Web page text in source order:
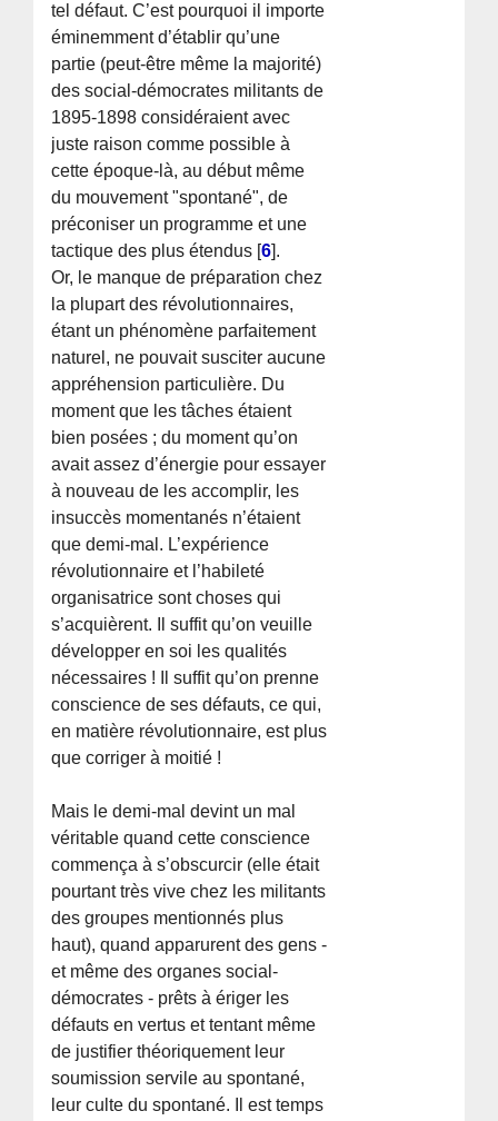
tel défaut. C’est pourquoi il importe
éminemment d’établir qu’une
partie (peut-être même la majorité)
des social-démocrates militants de
1895-1898 considéraient avec
juste raison comme possible à
cette époque-là, au début même
du mouvement "spontané", de
préconiser un programme et une
tactique des plus étendus [6].
Or, le manque de préparation chez
la plupart des révolutionnaires,
étant un phénomène parfaitement
naturel, ne pouvait susciter aucune
appréhension particulière. Du
moment que les tâches étaient
bien posées ; du moment qu’on
avait assez d’énergie pour essayer
à nouveau de les accomplir, les
insuccès momentanés n’étaient
que demi-mal. L’expérience
révolutionnaire et l’habileté
organisatrice sont choses qui
s’acquièrent. Il suffit qu’on veuille
développer en soi les qualités
nécessaires ! Il suffit qu’on prenne
conscience de ses défauts, ce qui,
en matière révolutionnaire, est plus
que corriger à moitié !
Mais le demi-mal devint un mal
véritable quand cette conscience
commença à s’obscurcir (elle était
pourtant très vive chez les militants
des groupes mentionnés plus
haut), quand apparurent des gens -
et même des organes social-
démocrates - prêts à ériger les
défauts en vertus et tentant même
de justifier théoriquement leur
soumission servile au spontané,
leur culte du spontané. Il est temps